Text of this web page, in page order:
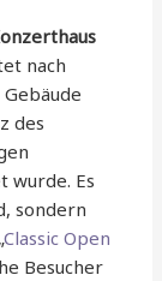
nach
Gebäude
des
wurde. Es
sondern
Classic Open
Besucher